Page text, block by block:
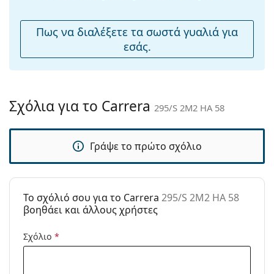
Ορισμένα μοντέλα μπορεί να συνοδεύονται από
υφασμάτινη θήκη αντί για πανί.
Εξερευνήστε την πλήρη γκάμαγυαλιών ηλίουγια να
βρείτε περισσότερα μοντέλα από δημοφιλείς μάρκες.
μαξιλάρια
μύτης:
άρθρωση:
Όχι
Παρέχονται με
θήκη:
Ναι
καθαρισμού:
Ναι
Άλλα
Τύπος:
Unisex
Κατηγορία:
Γυαλιά Ηλίου Επώνυμες Μάρκες
Μάρκα:
Πως να διαλέξετε τα σωστά γυαλιά για
εσάς.
Σχόλια για το Carrera 295/S 2M2 HA 58
Γράψε το πρώτο σχόλιο
To σχόλιό σου για το Carrera 295/S 2M2 HA 58
βοηθάει και άλλους χρήστες
Σχόλιο *